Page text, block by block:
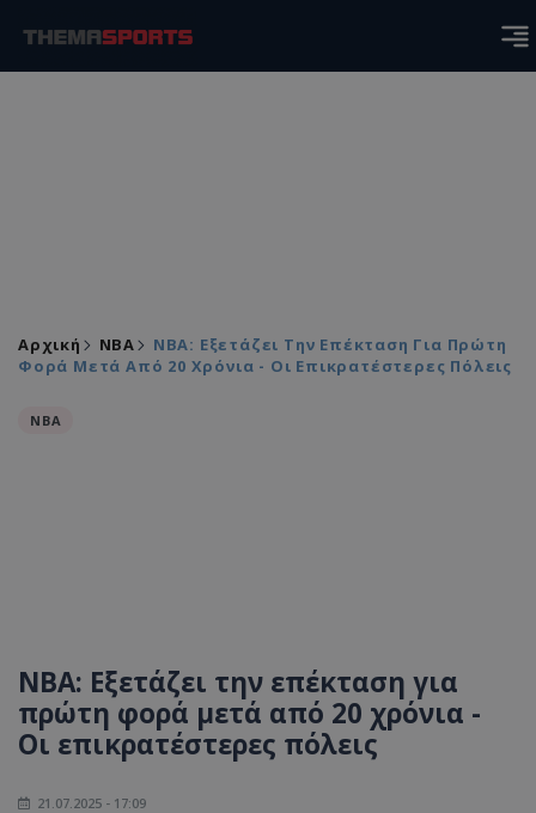
Αρχική NBA
NBA: Εξετάζει Την Επέκταση Για Πρώτη
Φορά Μετά Από 20 Χρόνια - Οι Επικρατέστερες Πόλεις
NBA
NBA: Εξετάζει την επέκταση για
πρώτη φορά μετά από 20 χρόνια -
Οι επικρατέστερες πόλεις
21.07.2025 - 17:09